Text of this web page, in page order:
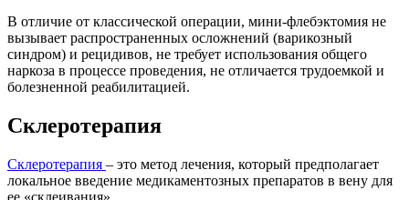
В отличие от классической операции, мини-флебэктомия не
вызывает распространенных осложнений (варикозный
синдром) и рецидивов, не требует использования общего
наркоза в процессе проведения, не отличается трудоемкой и
болезненной реабилитацией.
Склеротерапия
Склеротерапия – это метод лечения, который предполагает
локальное введение медикаментозных препаратов в вену для